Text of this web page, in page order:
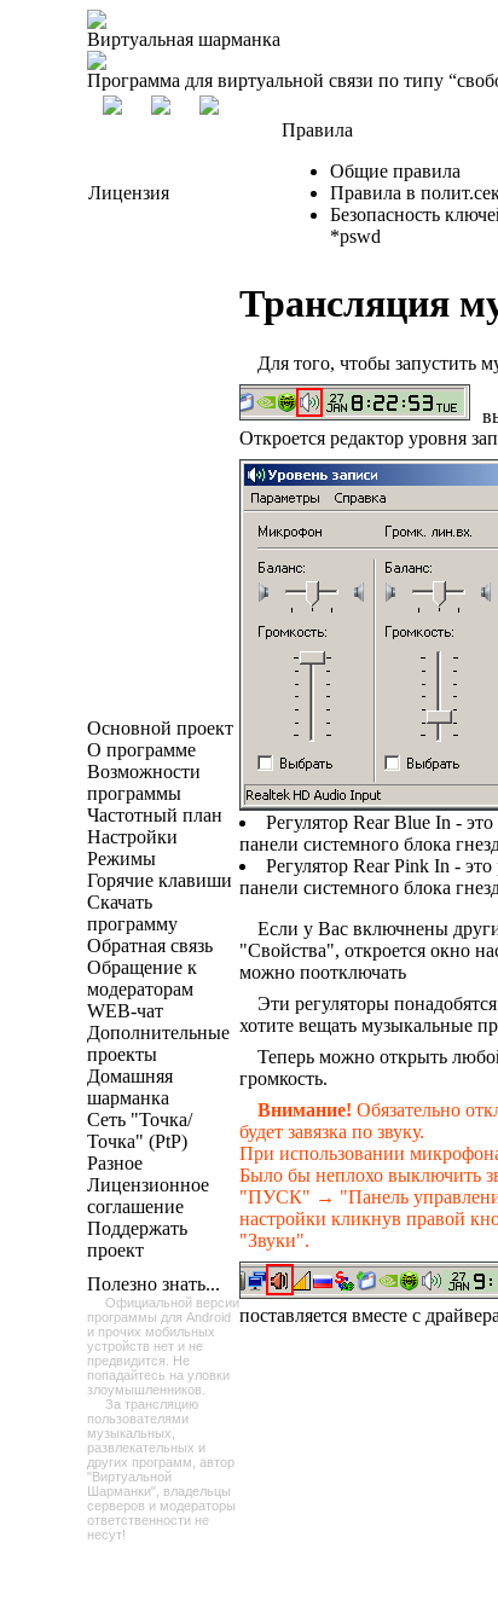
Виртуальная шарманка
Программа для виртуальной связи по типу
Лицензия
Правила
Общие правила
Правила в
Безопасность
*pswd
Основной проект
О программе
Возможности
программы
Частотный план
Настройки
Режимы
Горячие клавиши
Скачать
программу
Обратная связь
Обращение к
модераторам
WEB-чат
Дополнительные
проекты
Домашняя
шарманка
Сеть "Точка/
Точка" (PtP)
Разное
Лицензионное
соглашение
Поддержать
проект
Полезно знать...
Официальной версии
программы для Android
и прочих мобильных
устройств нет и не
предвидится. Не
попадайтесь на уловки
злоумышленников.
За трансляцию
пользователями
музыкальных,
развлекательных и
других программ, автор
"Виртуальной
Шарманки", владельцы
серверов и модераторы
ответственности не
несут!
Трансляция
Для того, чтобы запустить
Откроется редактор уровня
Регулятор Rear Blue In -
панели системного блока
Регулятор Rear Pink In -
панели системного блока
Если у Вас включнены
"Свойства", откроется окно
можно поотключать
Эти регуляторы
хотите вещать музыкальные
Теперь можно открыть
громкость.
Внимание! Обязательно
будет завязка по звуку.
При использовании
Было бы неплохо выключить
"ПУСК" → "Панель
настройки кликнув правой
"Звуки".
поставляется вместе с